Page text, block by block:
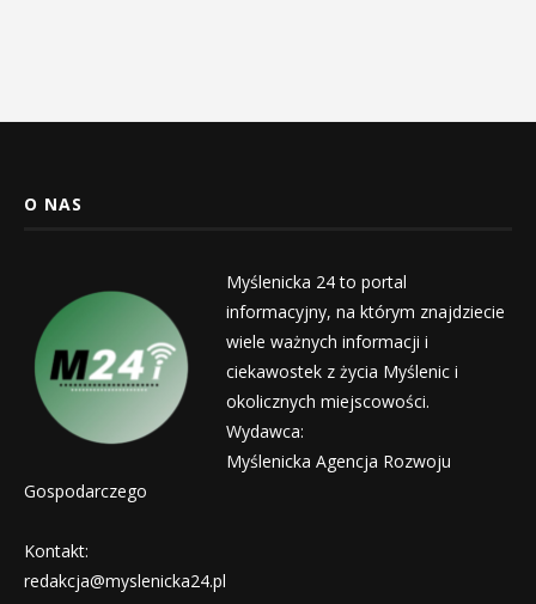
O NAS
Myślenicka 24 to portal
informacyjny, na którym znajdziecie
wiele ważnych informacji i
ciekawostek z życia Myślenic i
okolicznych miejscowości.
Wydawca:
Myślenicka Agencja Rozwoju
Gospodarczego
Kontakt:
redakcja@myslenicka24.pl